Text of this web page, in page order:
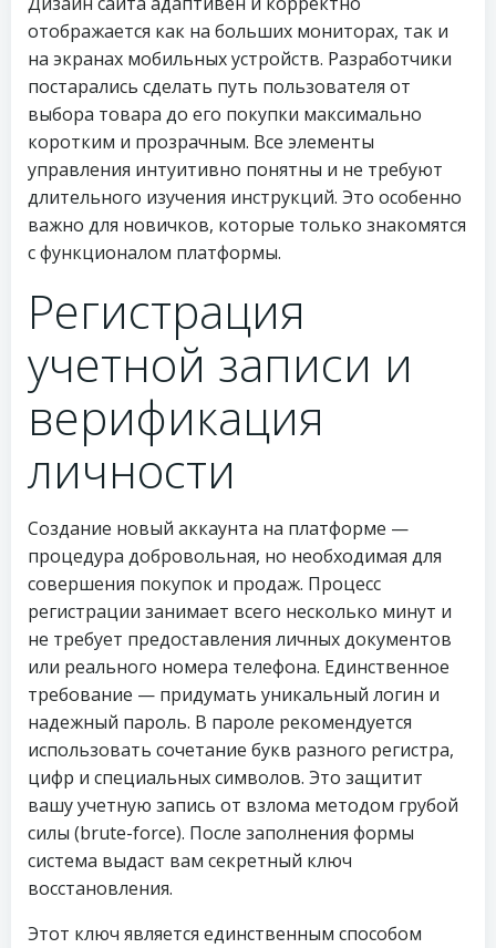
отображается как на больших мониторах, так и
на экранах мобильных устройств. Разработчики
постарались сделать путь пользователя от
выбора товара до его покупки максимально
коротким и прозрачным. Все элементы
управления интуитивно понятны и не требуют
длительного изучения инструкций. Это особенно
важно для новичков, которые только знакомятся
с функционалом платформы.
Регистрация
учетной записи и
верификация
личности
Создание новый аккаунта на платформе —
процедура добровольная, но необходимая для
совершения покупок и продаж. Процесс
регистрации занимает всего несколько минут и
не требует предоставления личных документов
или реального номера телефона. Единственное
требование — придумать уникальный логин и
надежный пароль. В пароле рекомендуется
использовать сочетание букв разного регистра,
цифр и специальных символов. Это защитит
вашу учетную запись от взлома методом грубой
силы (brute-force). После заполнения формы
система выдаст вам секретный ключ
восстановления.
Этот ключ является единственным способом